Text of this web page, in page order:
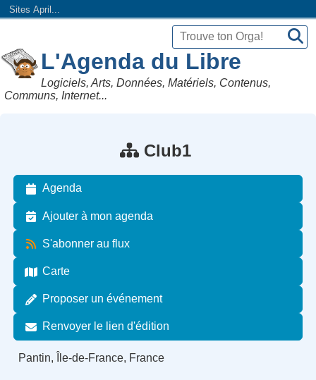
Sites April...
L'Agenda du Libre
Logiciels, Arts, Données, Matériels, Contenus,
Communs, Internet...
Club1
Agenda
Ajouter à mon agenda
S'abonner au flux
Carte
Proposer un événement
Renvoyer le lien d'édition
Pantin, Île-de-France, France